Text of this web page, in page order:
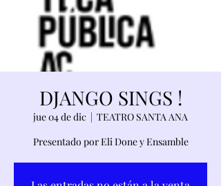
DJANGO SINGS !
jue 04 de dic
  |
TEATRO SANTA ANA
Presentado por Eli Done y Ensamble